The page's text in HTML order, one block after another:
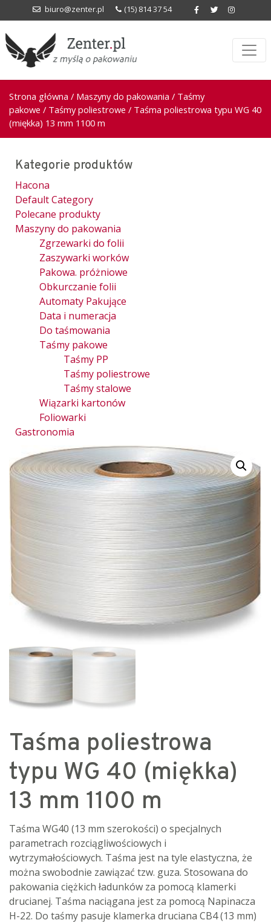
biuro@zenter.pl (15) 814 37 54
Strona główna / Maszyny do pakowania / Taśmy
pakowe / Taśmy poliestrowe / Taśma poliestrowa typu WG 40
(miękka) 13 mm 1100 m
Kategorie produktów
Hacona
Default Category
Polecane produkty
Maszyny do pakowania
Zgrzewarki do folii
Zaszywarki worków
Pakowa. próżniowe
Obkurczanie folii
Automaty Pakujące
Data i numeracja
Do taśmowania
Taśmy pakowe
Taśmy PP
Taśmy poliestrowe
Taśmy stalowe
Wiązarki kartonów
Foliowarki
Gastronomia
Taśma poliestrowa
typu WG 40 (miękka)
13 mm 1100 m
Taśma WG40 (13 mm szerokości) o specjalnych
parametrach rozciągliwościowych i
wytrzymałościowych. Taśma jest na tyle elastyczna, że
można swobodnie zawiązać tzw. guza. Stosowana do
pakowania ciężkich ładunków za pomocą klamerki
drucianej. Taśma naciągana jest za pomocą Napinacza
H-22. Do taśmy pasuje klamerka druciana CB4 (13 mm)